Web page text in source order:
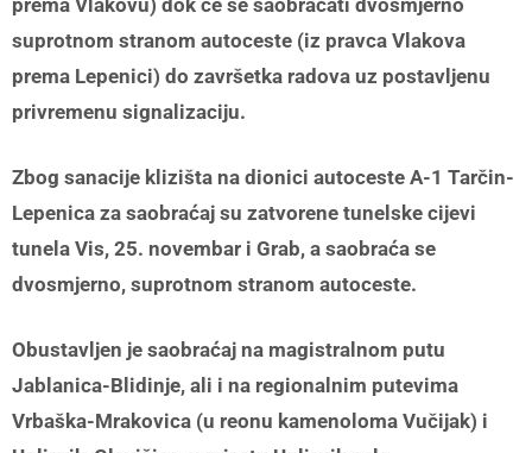
suprotnom stranom autoceste (iz pravca Vlakova
prema Lepenici) do završetka radova uz postavljenu
privremenu signalizaciju.
Zbog sanacije klizišta na dionici autoceste A-1 Tarčin-
Lepenica za saobraćaj su zatvorene tunelske cijevi
tunela Vis, 25. novembar i Grab, a saobraća se
dvosmjerno, suprotnom stranom autoceste.
Obustavljen je saobraćaj na magistralnom putu
Jablanica-Blidinje, ali i na regionalnim putevima
Vrbaška-Mrakovica (u reonu kamenoloma Vučijak) i